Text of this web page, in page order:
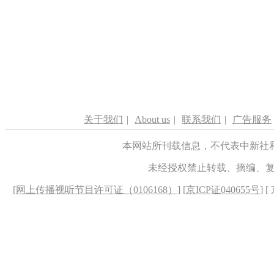
关于我们 | About us | 联系我们 | 广告服务
本网站所刊载信息，不代表中新
未经授权禁止转载、摘编、
[网上传播视听节目许可证（0106168） ] [京ICP证040655号] [